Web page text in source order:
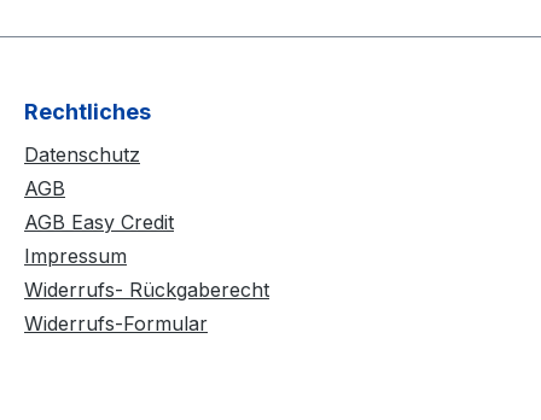
Rechtliches
Datenschutz
AGB
AGB Easy Credit
Impressum
Widerrufs- Rückgaberecht
Widerrufs-Formular